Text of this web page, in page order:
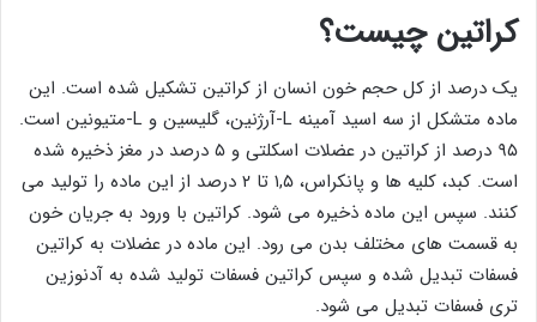
کراتین چیست؟
یک درصد از کل حجم خون انسان از کراتین تشکیل شده است. این
ماده متشکل از سه اسید آمینه L-آرژنین، گلیسین و L-متیونین است.
۹۵ درصد از کراتین در عضلات اسکلتی و ۵ درصد در مغز ذخیره شده
است. کبد، کلیه ها و پانکراس، ۱,۵ تا ۲ درصد از این ماده را تولید می
کنند. سپس این ماده ذخیره می شود. کراتین با ورود به جریان خون
به قسمت های مختلف بدن می رود. این ماده در عضلات به کراتین
فسفات تبدیل شده و سپس کراتین فسفات تولید شده به آدنوزین
تری فسفات تبدیل می شود.